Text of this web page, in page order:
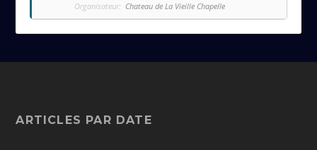
Organisateur: Chateau de La Vieille Chapelle
ARTICLES PAR DATE